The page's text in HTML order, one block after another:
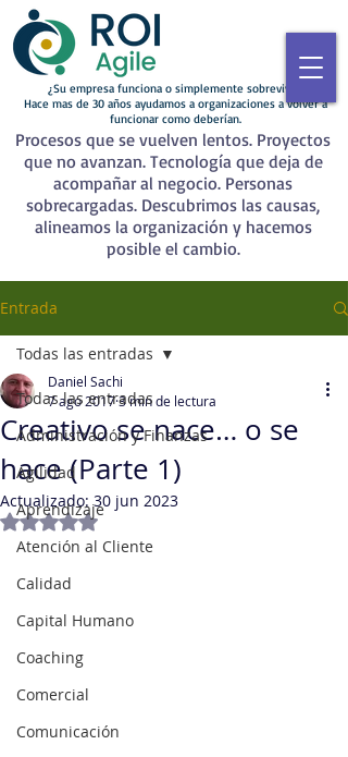
¿Su empresa funciona o simplemente sobrevive?
Hace mas de 30 años ayudamos a organizaciones a volver a
funcionar como deberían.
Procesos que se vuelven lentos. Proyectos
que no avanzan. Tecnología que deja de
acompañar al negocio. Personas
sobrecargadas. Descubrimos las causas,
alineamos la organización y hacemos
posible el cambio.
Entrada
Todas las entradas
Administración y Finanzas
Agilidad
Aprendizaje
Atención al Cliente
Calidad
Capital Humano
Coaching
Comercial
Comunicación
Todas las entradas
Creativo se nace… o se
hace (Parte 1)
Daniel Sachi
7 ago 20173 min de lectura
Actualizado:30 jun 2023
Obtuvo NaN de 5 estrellas.